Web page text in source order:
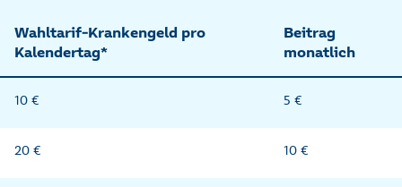
Wahltarif-Krankengeld pro
Kalendertag*
Beitrag
monatlich
10 € 5 €
20 € 10 €